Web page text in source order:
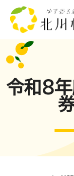
令和8